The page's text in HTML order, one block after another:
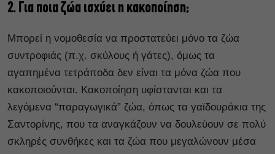
2. Για ποια ζώα ισχύει η κακοποίηση;
Μπορεί η νομοθεσία να προστατεύει μόνο τα ζώα
συντροφιάς (π.χ. σκύλους ή γάτες), όμως τα
αγαπημένα τετράποδα δεν είναι τα μόνα ζώα που
κακοποιούνται. Κακοποίηση υφίστανται και τα
λεγόμενα “παραγωγικά” ζώα, όπως τα γαϊδουράκια της
Σαντορίνης, που τα αναγκάζουν να δουλεύουν σε πολύ
σκληρές συνθήκες και τα ζώα που μεγαλώνουν μέσα